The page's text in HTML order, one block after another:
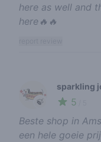
here as well and
here🔥🔥
🍃
sparkling
5
Beste shop in
een hele goeie